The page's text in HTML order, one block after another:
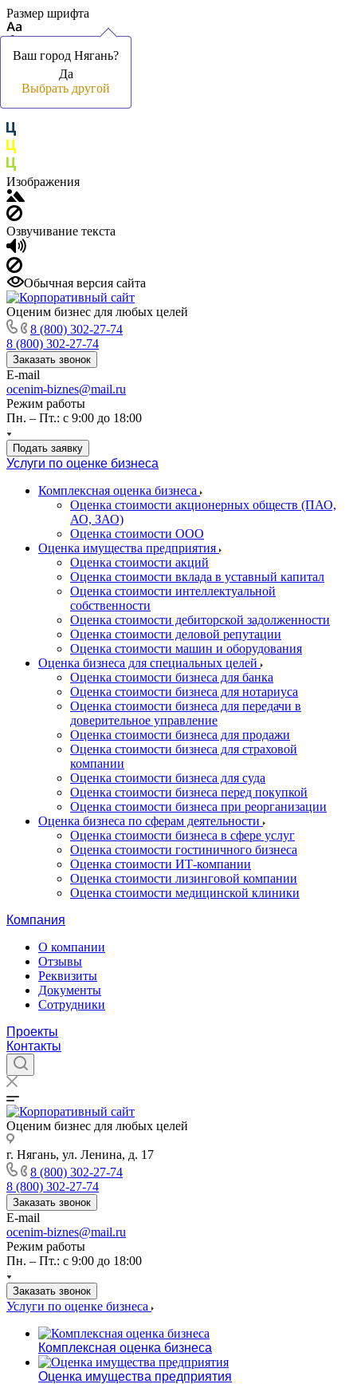
Размер шрифта
Цвет фона и шрифта
Изображения
Озвучивание текста
Обычная версия сайта
Оценим бизнес для любых целей
8 (800) 302-27-74
8 (800) 302-27-74
Заказать звонок
E-mail
ocenim-biznes@mail.ru
Режим работы
Пн. – Пт.: с 9:00 до 18:00
Подать заявку
Услуги по оценке бизнеса
Комплексная оценка бизнеса
Оценка стоимости акционерных обществ (ПАО,
АО, ЗАО)
Оценка стоимости ООО
Оценка имущества предприятия
Оценка стоимости акций
Оценка стоимости вклада в уставный капитал
Оценка стоимости интеллектуальной
собственности
Оценка стоимости дебиторской задолженности
Оценка стоимости деловой репутации
Оценка стоимости машин и оборудования
Оценка бизнеса для специальных целей
Оценка стоимости бизнеса для банка
Оценка стоимости бизнеса для нотариуса
Оценка стоимости бизнеса для передачи в
доверительное управление
Оценка стоимости бизнеса для продажи
Оценка стоимости бизнеса для страховой
компании
Оценка стоимости бизнеса для суда
Оценка стоимости бизнеса перед покупкой
Оценка стоимости бизнеса при реорганизации
Оценка бизнеса по сферам деятельности
Оценка стоимости бизнеса в сфере услуг
Оценка стоимости гостиничного бизнеса
Оценка стоимости ИТ-компании
Оценка стоимости лизинговой компании
Оценка стоимости медицинской клиники
Компания
О компании
Отзывы
Реквизиты
Документы
Сотрудники
Проекты
Контакты
Оценим бизнес для любых целей
г. Нягань, ул. Ленина, д. 17
Ваш город Нягань?
Да
Выбрать другой
8 (800) 302-27-74
8 (800) 302-27-74
Заказать звонок
E-mail
ocenim-biznes@mail.ru
Режим работы
Пн. – Пт.: с 9:00 до 18:00
Заказать звонок
Услуги по оценке бизнеса
Комплексная оценка бизнеса
Оценка имущества предприятия
Ваш город Нягань?
Да
Выбрать другой